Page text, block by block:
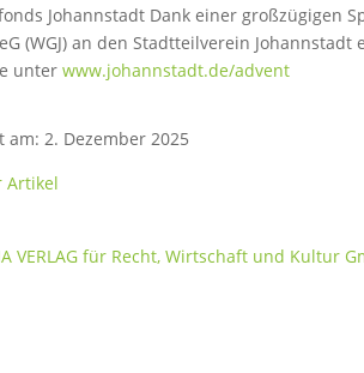
Johannstadt Dank einer großzügigen
(WGJ) an den Stadtteilverein Johannstadt
unter www.johannstadt.de/advent
2. Dezember 2025
Artikel